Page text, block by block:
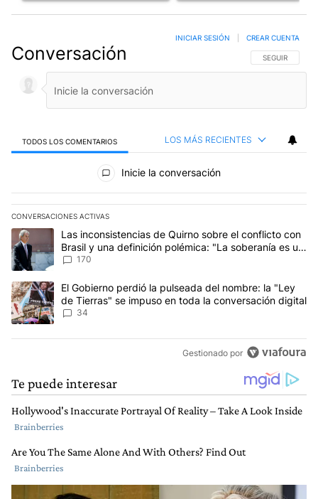
Conversación SIGA ESTA
SEGUIR
INICIAR SESIÓN CREAR CUENTA
TODOS LOS COMENTARIOS LOS MÁS RECIENTES
Todos los comentarios
Inicie la conversación
CONVERSACIONES ACTIVAS
Este listado muestra los artículos con más comentarios en los
Un artículo de tendencia con el título "Las inconsistencias de
Las inconsistencias de Quirno sobre el conflicto con
Brasil y una definición polémica: "La soberanía es un
concepto antiguo"
170
Un artículo de tendencia con el título "El Gobierno perdió la
El Gobierno perdió la pulseada del nombre: la "Ley
de Tierras" se impuso en toda la conversación digital
34
Gestionado por